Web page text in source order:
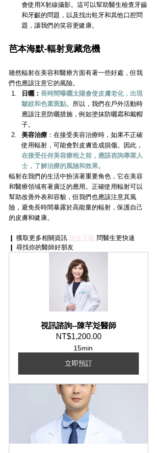
會使用X射線攝影。這可以幫助醫生檢查牙齒
和牙齦的問題，以及找出蛀牙和其他口腔問
題，讓我們的笑容更健康。
芭本海默-輻射竟藏危機
雖然輻射在美容和醫療方面有著一些好處，但我
們也應該注意它的風險。
日曬： 長時間曝曬太陽會使皮膚老化，出現
皺紋和色素斑點。 所以，我們在戶外活動時
應該注意防曬措施，例如塗抹防曬霜和戴帽
子。
美容治療 ：在接受美容治療時，如果不正確
使用輻射，可能會對皮膚造成損傷。因此，
在接受任何美容療程之前，應該咨詢專業人
士，了解治療的風險和效果。
輻射在我們的生活中扮演著重要角色，它在美容
和醫療領域有著廣泛的應用。正確使用輻射可以
幫助改善外表和容貌，但我們也應該注意其風
險，避免長時間暴露於高能量的輻射，保護自己
的皮膚和健康。
❙ 獲取更多相關資訊 現在下載 問醫生更快速
❙ 尋找你的醫師好朋友
視訊諮詢--陳芊彣醫師
NT$1,200.00
15min
立即預訂